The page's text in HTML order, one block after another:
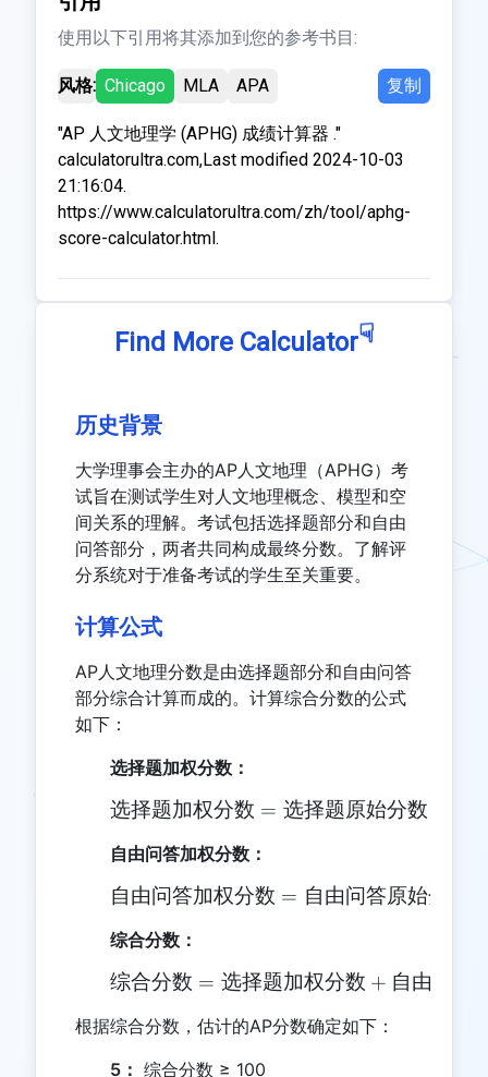
使用以下引用将其添加到您的参考书目:
风格: Chicago MLA APA 复制
"AP 人文地理学 (APHG) 成绩计算器 ."
calculatorultra.com,Last modified 2024-10-03
21:16:04.
https://www.calculatorultra.com/zh/tool/aphg-
score-calculator.html.
Find More Calculator☟
历史背景
大学理事会主办的AP人文地理（APHG）考
试旨在测试学生对人文地理概念、模型和空
间关系的理解。考试包括选择题部分和自由
问答部分，两者共同构成最终分数。了解评
分系统对于准备考试的学生至关重要。
计算公式
AP人文地理分数是由选择题部分和自由问答
部分综合计算而成的。计算综合分数的公式
如下：
选择题加权分数：
\text{选择题加权分数}
选择题加权分数 = 选择题原始分数
自由问答加权分数：
\text{自由问答加权分
自由问答加权分数 = 自由问答原始分数
综合分数：
\text{综合分数} =
综合分数 = 选择题加权分数 + 自由问答
根据综合分数，估计的AP分数确定如下：
5： 综合分数 ≥ 100